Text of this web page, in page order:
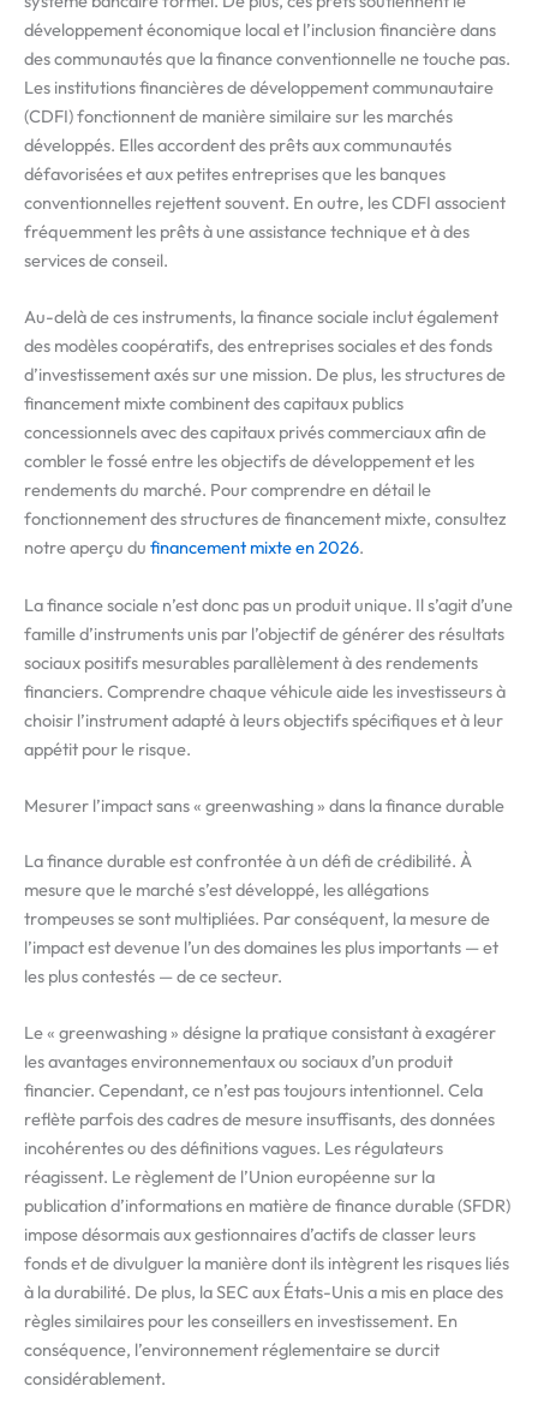
développement économique local et l’inclusion financière dans
des communautés que la finance conventionnelle ne touche pas.
Les institutions financières de développement communautaire
(CDFI) fonctionnent de manière similaire sur les marchés
développés. Elles accordent des prêts aux communautés
défavorisées et aux petites entreprises que les banques
conventionnelles rejettent souvent. En outre, les CDFI associent
fréquemment les prêts à une assistance technique et à des
services de conseil.
Au-delà de ces instruments, la finance sociale inclut également
des modèles coopératifs, des entreprises sociales et des fonds
d’investissement axés sur une mission. De plus, les structures de
financement mixte combinent des capitaux publics
concessionnels avec des capitaux privés commerciaux afin de
combler le fossé entre les objectifs de développement et les
rendements du marché. Pour comprendre en détail le
fonctionnement des structures de financement mixte, consultez
notre aperçu du financement mixte en 2026.
La finance sociale n’est donc pas un produit unique. Il s’agit d’une
famille d’instruments unis par l’objectif de générer des résultats
sociaux positifs mesurables parallèlement à des rendements
financiers. Comprendre chaque véhicule aide les investisseurs à
choisir l’instrument adapté à leurs objectifs spécifiques et à leur
appétit pour le risque.
Mesurer l’impact sans « greenwashing » dans la finance durable
La finance durable est confrontée à un défi de crédibilité. À
mesure que le marché s’est développé, les allégations
trompeuses se sont multipliées. Par conséquent, la mesure de
l’impact est devenue l’un des domaines les plus importants — et
les plus contestés — de ce secteur.
Le « greenwashing » désigne la pratique consistant à exagérer
les avantages environnementaux ou sociaux d’un produit
financier. Cependant, ce n’est pas toujours intentionnel. Cela
reflète parfois des cadres de mesure insuffisants, des données
incohérentes ou des définitions vagues. Les régulateurs
réagissent. Le règlement de l’Union européenne sur la
publication d’informations en matière de finance durable (SFDR)
impose désormais aux gestionnaires d’actifs de classer leurs
fonds et de divulguer la manière dont ils intègrent les risques liés
à la durabilité. De plus, la SEC aux États-Unis a mis en place des
règles similaires pour les conseillers en investissement. En
conséquence, l’environnement réglementaire se durcit
considérablement.